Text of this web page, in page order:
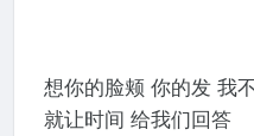
想你的脸颊 你的发 我
就让时间 给我们回答